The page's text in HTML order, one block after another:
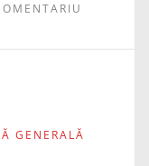
GENERALĂ